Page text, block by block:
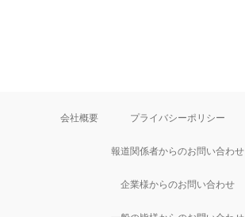
会社概要 プライバシーポリシー
報道関係者からのお問い合わせ
企業様からのお問い合わせ